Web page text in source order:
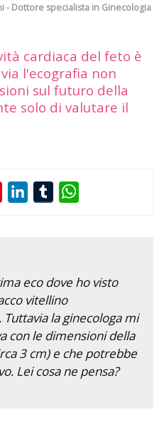
- Dottore specialista in Ginecologia
cardiaca del feto è
l'ecografia non
sul futuro della
solo di valutare il
PinterestLinkedInTumblr
eco dove ho visto
vitellino
la ginecologa mi
con le dimensioni della
3 cm) e che potrebbe
Lei cosa ne pensa?